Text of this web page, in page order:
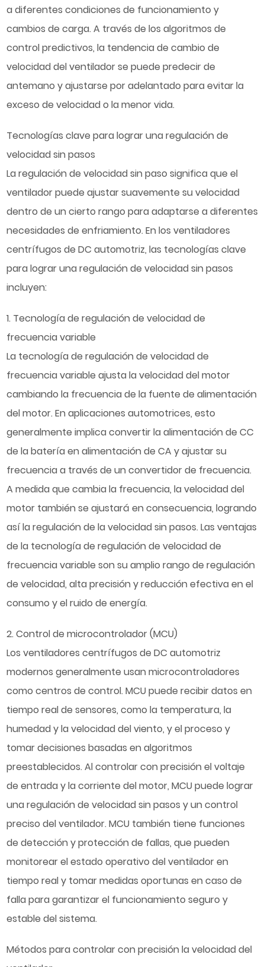
a diferentes condiciones de funcionamiento y
cambios de carga. A través de los algoritmos de
control predictivos, la tendencia de cambio de
velocidad del ventilador se puede predecir de
antemano y ajustarse por adelantado para evitar la
exceso de velocidad o la menor vida.
Tecnologías clave para lograr una regulación de
velocidad sin pasos
La regulación de velocidad sin paso significa que el
ventilador puede ajustar suavemente su velocidad
dentro de un cierto rango para adaptarse a diferentes
necesidades de enfriamiento. En los ventiladores
centrífugos de DC automotriz, las tecnologías clave
para lograr una regulación de velocidad sin pasos
incluyen:
1. Tecnología de regulación de velocidad de
frecuencia variable
La tecnología de regulación de velocidad de
frecuencia variable ajusta la velocidad del motor
cambiando la frecuencia de la fuente de alimentación
del motor. En aplicaciones automotrices, esto
generalmente implica convertir la alimentación de CC
de la batería en alimentación de CA y ajustar su
frecuencia a través de un convertidor de frecuencia.
A medida que cambia la frecuencia, la velocidad del
motor también se ajustará en consecuencia, logrando
así la regulación de la velocidad sin pasos. Las ventajas
de la tecnología de regulación de velocidad de
frecuencia variable son su amplio rango de regulación
de velocidad, alta precisión y reducción efectiva en el
consumo y el ruido de energía.
2. Control de microcontrolador (MCU)
Los ventiladores centrífugos de DC automotriz
modernos generalmente usan microcontroladores
como centros de control. MCU puede recibir datos en
tiempo real de sensores, como la temperatura, la
humedad y la velocidad del viento, y el proceso y
tomar decisiones basadas en algoritmos
preestablecidos. Al controlar con precisión el voltaje
de entrada y la corriente del motor, MCU puede lograr
una regulación de velocidad sin pasos y un control
preciso del ventilador. MCU también tiene funciones
de detección y protección de fallas, que pueden
monitorear el estado operativo del ventilador en
tiempo real y tomar medidas oportunas en caso de
falla para garantizar el funcionamiento seguro y
estable del sistema.
Métodos para controlar con precisión la velocidad del